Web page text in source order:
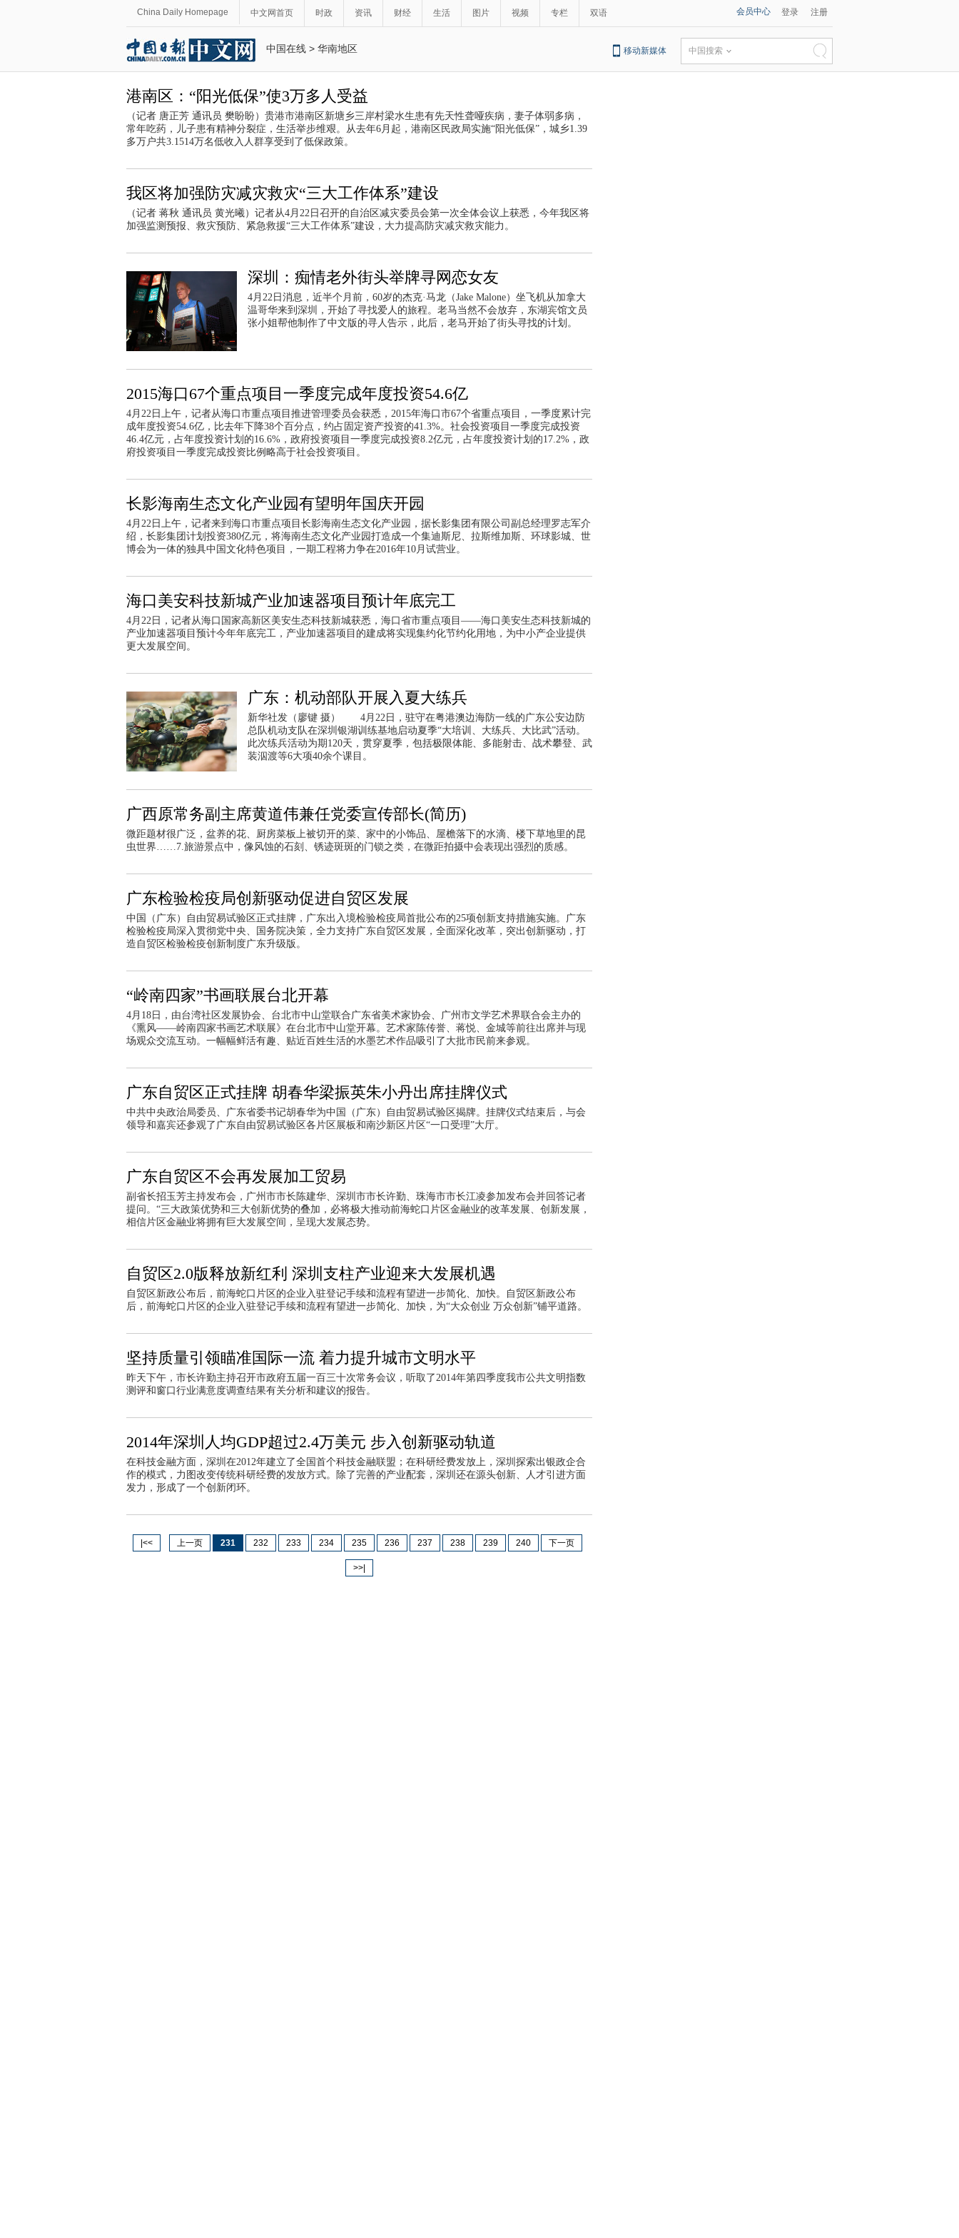
China Daily Homepage 中文网首页 时政 资讯 财经 生活 图片 视频 专栏 双语 会员中心 登录 注册
中国在线 > 华南地区 移动新媒体 中国搜索
港南区：“阳光低保”使3万多人受益
（记者 唐正芳 通讯员 樊盼盼）贵港市港南区新塘乡三岸村梁水生患有先天性聋哑疾病，妻子体弱多病，
常年吃药，儿子患有精神分裂症，生活举步维艰。从去年6月起，港南区民政局实施“阳光低保”，城乡1.39
多万户共3.1514万名低收入人群享受到了低保政策。
我区将加强防灾减灾救灾“三大工作体系”建设
（记者 蒋秋 通讯员 黄光曦）记者从4月22日召开的自治区减灾委员会第一次全体会议上获悉，今年我区将
加强监测预报、救灾预防、紧急救援“三大工作体系”建设，大力提高防灾减灾救灾能力。
深圳：痴情老外街头举牌寻网恋女友
4月22日消息，近半个月前，60岁的杰克·马龙（Jake Malone）坐飞机从加拿大
温哥华来到深圳，开始了寻找爱人的旅程。老马当然不会放弃，东湖宾馆文员
张小姐帮他制作了中文版的寻人告示，此后，老马开始了街头寻找的计划。
2015海口67个重点项目一季度完成年度投资54.6亿
4月22日上午，记者从海口市重点项目推进管理委员会获悉，2015年海口市67个省重点项目，一季度累计完
成年度投资54.6亿，比去年下降38个百分点，约占固定资产投资的41.3%。社会投资项目一季度完成投资
46.4亿元，占年度投资计划的16.6%，政府投资项目一季度完成投资8.2亿元，占年度投资计划的17.2%，政
府投资项目一季度完成投资比例略高于社会投资项目。
长影海南生态文化产业园有望明年国庆开园
4月22日上午，记者来到海口市重点项目长影海南生态文化产业园，据长影集团有限公司副总经理罗志军介
绍，长影集团计划投资380亿元，将海南生态文化产业园打造成一个集迪斯尼、拉斯维加斯、环球影城、世
博会为一体的独具中国文化特色项目，一期工程将力争在2016年10月试营业。
海口美安科技新城产业加速器项目预计年底完工
4月22日，记者从海口国家高新区美安生态科技新城获悉，海口省市重点项目——海口美安生态科技新城的
产业加速器项目预计今年年底完工，产业加速器项目的建成将实现集约化节约化用地，为中小产企业提供
更大发展空间。
广东：机动部队开展入夏大练兵
新华社发（廖键 摄） 4月22日，驻守在粤港澳边海防一线的广东公安边防
总队机动支队在深圳银湖训练基地启动夏季“大培训、大练兵、大比武”活动。
此次练兵活动为期120天，贯穿夏季，包括极限体能、多能射击、战术攀登、武
装泅渡等6大项40余个课目。
广西原常务副主席黄道伟兼任党委宣传部长(简历)
微距题材很广泛，盆养的花、厨房菜板上被切开的菜、家中的小饰品、屋檐落下的水滴、楼下草地里的昆
虫世界……7.旅游景点中，像风蚀的石刻、锈迹斑斑的门锁之类，在微距拍摄中会表现出强烈的质感。
广东检验检疫局创新驱动促进自贸区发展
中国（广东）自由贸易试验区正式挂牌，广东出入境检验检疫局首批公布的25项创新支持措施实施。广东
检验检疫局深入贯彻党中央、国务院决策，全力支持广东自贸区发展，全面深化改革，突出创新驱动，打
造自贸区检验检疫创新制度广东升级版。
“岭南四家”书画联展台北开幕
4月18日，由台湾社区发展协会、台北市中山堂联合广东省美术家协会、广州市文学艺术界联合会主办的
《熏风——岭南四家书画艺术联展》在台北市中山堂开幕。艺术家陈传誉、蒋悦、金城等前往出席并与现
场观众交流互动。一幅幅鲜活有趣、贴近百姓生活的水墨艺术作品吸引了大批市民前来参观。
广东自贸区正式挂牌 胡春华梁振英朱小丹出席挂牌仪式
中共中央政治局委员、广东省委书记胡春华为中国（广东）自由贸易试验区揭牌。挂牌仪式结束后，与会
领导和嘉宾还参观了广东自由贸易试验区各片区展板和南沙新区片区“一口受理”大厅。
广东自贸区不会再发展加工贸易
副省长招玉芳主持发布会，广州市市长陈建华、深圳市市长许勤、珠海市市长江凌参加发布会并回答记者
提问。“三大政策优势和三大创新优势的叠加，必将极大推动前海蛇口片区金融业的改革发展、创新发展，
相信片区金融业将拥有巨大发展空间，呈现大发展态势。
自贸区2.0版释放新红利 深圳支柱产业迎来大发展机遇
自贸区新政公布后，前海蛇口片区的企业入驻登记手续和流程有望进一步简化、加快。自贸区新政公布
后，前海蛇口片区的企业入驻登记手续和流程有望进一步简化、加快，为“大众创业 万众创新”铺平道路。
坚持质量引领瞄准国际一流 着力提升城市文明水平
昨天下午，市长许勤主持召开市政府五届一百三十次常务会议，听取了2014年第四季度我市公共文明指数
测评和窗口行业满意度调查结果有关分析和建议的报告。
2014年深圳人均GDP超过2.4万美元 步入创新驱动轨道
在科技金融方面，深圳在2012年建立了全国首个科技金融联盟；在科研经费发放上，深圳探索出银政企合
作的模式，力图改变传统科研经费的发放方式。除了完善的产业配套，深圳还在源头创新、人才引进方面
发力，形成了一个创新闭环。
|<< 上一页 231 232 233 234 235 236 237 238 239 240 下一页
>>|